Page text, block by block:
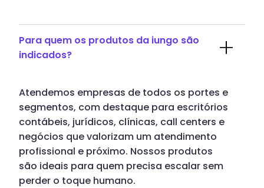
Para quem os produtos da iungo são
indicados?
Atendemos empresas de todos os portes e
segmentos, com destaque para escritórios
contábeis, jurídicos, clínicas, call centers e
negócios que valorizam um atendimento
profissional e próximo. Nossos produtos
são ideais para quem precisa escalar sem
perder o toque humano.